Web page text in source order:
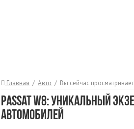
Главная / Авто / Вы сейчас
Passat W8: Уникальный
автомобилей